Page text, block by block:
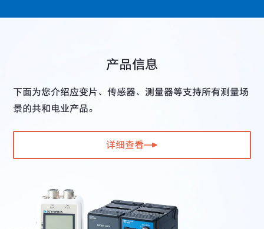
产品信息
下面为您介绍应变片、传感器、测量器等支持所有测量场
景的共和电业产品。
详细查看